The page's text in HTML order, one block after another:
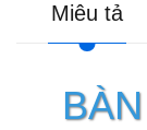
Miêu tả